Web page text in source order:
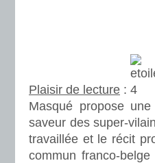
Plaisir de lecture :
Masqué propose
saveur des super-
travaillée et le récit
commun franco-